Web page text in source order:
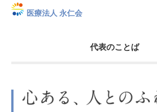
医療法人 永仁会
代表のことば